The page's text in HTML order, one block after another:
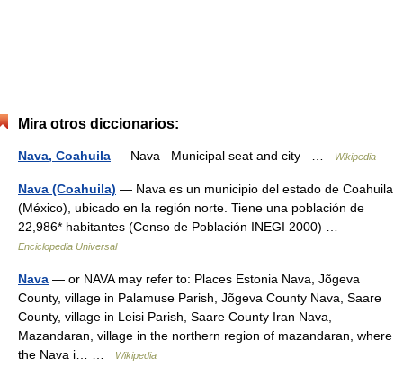
Mira otros diccionarios:
Nava, Coahuila — Nava Municipal seat and city … Wikipedia
Nava (Coahuila) — Nava es un municipio del estado de Coahuila
(México), ubicado en la región norte. Tiene una población de
22,986* habitantes (Censo de Población INEGI 2000) …
Enciclopedia Universal
Nava — or NAVA may refer to: Places Estonia Nava, Jõgeva
County, village in Palamuse Parish, Jõgeva County Nava, Saare
County, village in Leisi Parish, Saare County Iran Nava,
Mazandaran, village in the northern region of mazandaran, where
the Nava i… …
Wikipedia